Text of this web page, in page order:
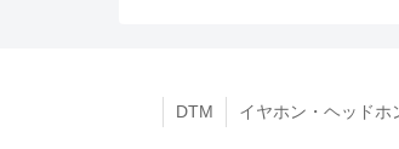
DTM イヤホン・ヘッドホ